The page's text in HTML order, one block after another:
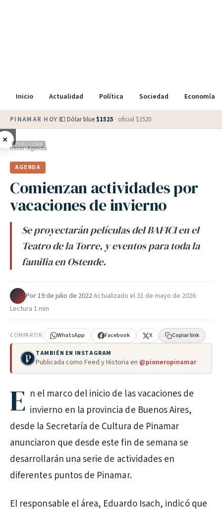
Inicio Actualidad Política Sociedad Economía
PINAMAR HOY·💵 Dólar blue $1525 · oficial $1520
× PUBLICIDAD
Inicio›Agenda
AGENDA
Comienzan actividades por
vacaciones de invierno
Se proyectarán películas del BAFICI en el
Teatro de la Torre, y eventos para toda la
familia en Ostende.
Por·19 de julio de 2022·Actualizado el31 de mayo de 2026·
Lectura 1 min
COMPARTIR WhatsApp Facebook X Copiar link
TAMBIÉN EN INSTAGRAM
Publicada como Feed y Historia en @pioneropinamar
E n el marco del inicio de las vacaciones de
invierno en la provincia de Buenos Aires,
desde la Secretaría de Cultura de Pinamar
anunciaron que desde este fin de semana se
desarrollarán una serie de actividades en
diferentes puntos de Pinamar.
El responsable el área, Eduardo Isach, indicó que